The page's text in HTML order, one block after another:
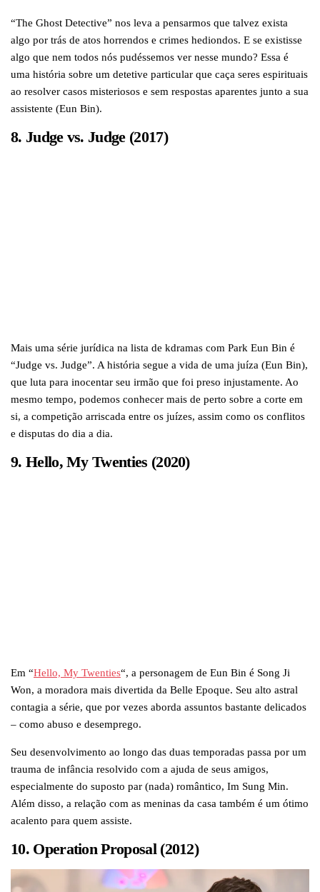
“The Ghost Detective” nos leva a pensarmos que talvez exista
algo por trás de atos horrendos e crimes hediondos. E se existisse
algo que nem todos nós pudéssemos ver nesse mundo? Essa é
uma história sobre um detetive particular que caça seres espirituais
ao resolver casos misteriosos e sem respostas aparentes junto a sua
assistente (Eun Bin).
8. Judge vs. Judge (2017)
Mais uma série jurídica na lista de kdramas com Park Eun Bin é
“Judge vs. Judge”. A história segue a vida de uma juíza (Eun Bin),
que luta para inocentar seu irmão que foi preso injustamente. Ao
mesmo tempo, podemos conhecer mais de perto sobre a corte em
si, a competição arriscada entre os juízes, assim como os conflitos
e disputas do dia a dia.
9. Hello, My Twenties (2020)
Em “Hello, My Twenties“, a personagem de Eun Bin é Song Ji
Won, a moradora mais divertida da Belle Epoque. Seu alto astral
contagia a série, que por vezes aborda assuntos bastante delicados
– como abuso e desemprego.
Seu desenvolvimento ao longo das duas temporadas passa por um
trauma de infância resolvido com a ajuda de seus amigos,
especialmente do suposto par (nada) romântico, Im Sung Min.
Além disso, a relação com as meninas da casa também é um ótimo
acalento para quem assiste.
10. Operation Proposal (2012)